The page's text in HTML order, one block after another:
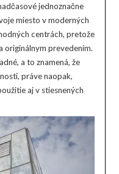
jednoznačne
miesto v moderných
centrách, pretože
originálnym prevedením.
a to znamená, že
práve naopak,
aj v stiesnených